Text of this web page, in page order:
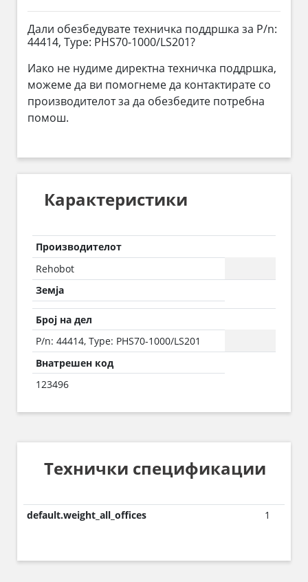
Дали обезбедувате техничка поддршка за P/n:
44414, Type: PHS70-1000/LS201?
Иако не нудиме директна техничка поддршка,
можеме да ви помогнеме да контактирате со
производителот за да обезбедите потребна
помош.
Карактеристики
Производителот
Rehobot
Земја
Број на дел
P/n: 44414, Type: PHS70-1000/LS201
Внатрешен код
123496
Технички спецификации
default.weight_all_offices 1